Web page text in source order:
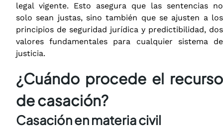
legal vigente. Esto asegura que las sentencias no
solo sean justas, sino también que se ajusten a los
principios de seguridad jurídica y predictibilidad, dos
valores fundamentales para cualquier sistema de
justicia.
¿Cuándo procede el recurso
de casación?
Casación en materia civil